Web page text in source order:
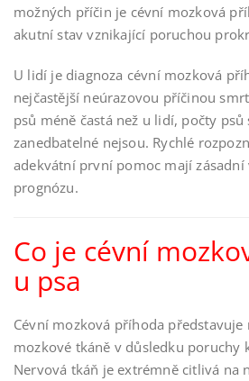
možných příčin je cévní mozková
akutní stav vznikající poruchou
U lidí je diagnoza cévní mozková
nejčastější neúrazovou příčinou
psů méně častá než u lidí, počty
zanedbatelné nejsou. Rychlé
adekvátní první pomoc mají zásadní
prognózu.
Co je cévní
u psa
Cévní mozková příhoda představuje
mozkové tkáně v důsledku poruchy
Nervová tkáň je extrémně citlivá na